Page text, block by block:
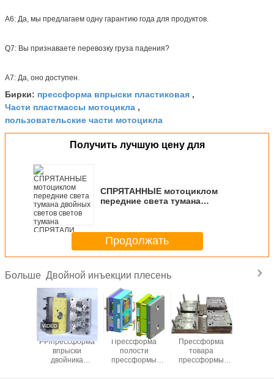
A6: Да, мы предлагаем одну гарантию года для продуктов.
Q7: Вы признаваете перевозку груза падения?
A7: Да, оно доступен.
Бирки: прессформа впрыски пластиковая ,
Части пластмассы мотоцикла ,
пользовательские части мотоцикла
Получить лучшую цену для
СПРЯТАННЫЕ мотоциклом
передние света тумана
тумана автоматические
Продолжать
Больше Двойной инъекции плесень
PP/прессформа
впрыски
двойника
Прессформа
полости
прессформы
Прессформа
товара
прессформы